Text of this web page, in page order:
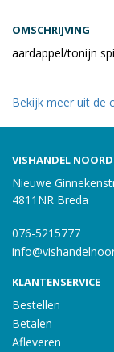
OMSCHRIJVING
aardappel/tonijn
Bekijk meer uit de
VISHANDEL
Nieuwe
4811NR Breda
076-5215777
KLANTENSERVICE
Bestellen
Betalen
Afleveren